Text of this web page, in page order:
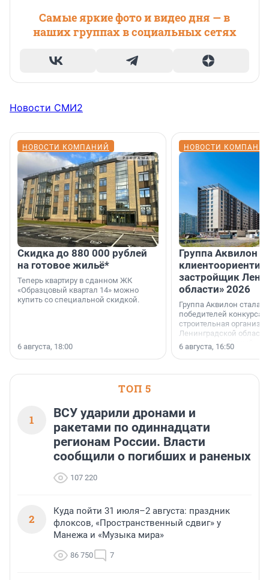
Самые яркие фото и видео дня — в
наших группах в социальных сетях
Новости СМИ2
НОВОСТИ КОМПАНИЙ
Скидка до 880 000 рублей
на готовое жильё*
Теперь квартиру в сданном ЖК
«Образцовый квартал 14» можно
купить со специальной скидкой.
6 августа, 18:00
НОВОСТИ
Группа Аквилон
застройщик
области» 2026
Группа Аквилон стала
победителей конкурса
строительная
Ленинградской области
номинации «Самый
застройщик
6 августа, 16:50
ТОП 5
1
ВСУ ударили дронами и
ракетами по одиннадцати
регионам России. Власти
сообщили о погибших и раненых
107 220
2
Куда пойти 31 июля–2 августа: праздник
флоксов, «Пространственный сдвиг» у
Манежа и «Музыка мира»
86 750 7